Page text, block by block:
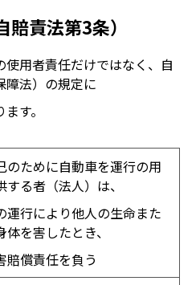
責法第3条）
用者責任だけではなく、自
障法）の規定に
す。
のために自動車を運行の用
する者（法人）は、
運行により他人の生命また
体を害したとき、
賠償責任を負う